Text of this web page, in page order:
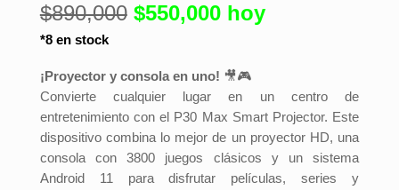
$890,000 $550,000 hoy
*8 en stock
¡Proyector y consola en uno! 🎥🎮
Convierte cualquier lugar en un centro de
entretenimiento con el P30 Max Smart Projector. Este
dispositivo combina lo mejor de un proyector HD, una
consola con 3800 juegos clásicos y un sistema
Android 11 para disfrutar películas, series y